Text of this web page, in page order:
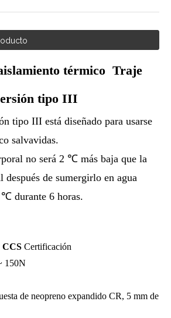
térmico Traje
tipo III
tipo III está diseñado para usarse
salvavidas.
no será 2 ℃ más baja que la
después de sumergirlo en agua
durante 6 horas.
CCS Certificación
150N
de neopreno expandido CR, 5 mm de